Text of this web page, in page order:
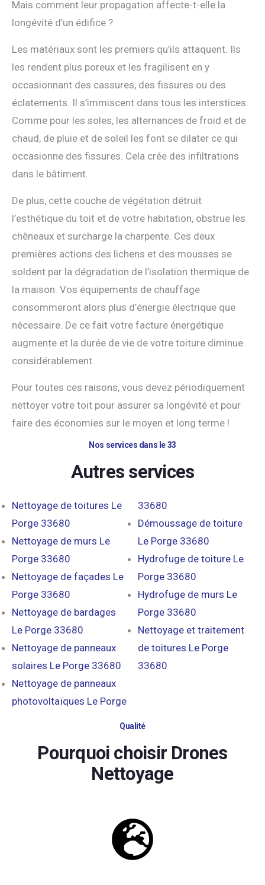
Mais comment leur propagation affecte-t-elle la
longévité d’un édifice ?
Les matériaux sont les premiers qu’ils attaquent. Ils
les rendent plus poreux et les fragilisent en y
occasionnant des cassures, des fissures ou des
éclatements. Il s’immiscent dans tous les interstices.
Comme pour les soles, les alternances de froid et de
chaud, de pluie et de soleil les font se dilater ce qui
occasionne des fissures. Cela crée des infiltrations
dans le bâtiment.
De plus, cette couche de végétation détruit
l’esthétique du toit et de votre habitation, obstrue les
chêneaux et surcharge la charpente. Ces deux
premières actions des lichens et des mousses se
soldent par la dégradation de l’isolation thermique de
la maison. Vos équipements de chauffage
consommeront alors plus d’énergie électrique que
nécessaire. De ce fait votre facture énergétique
augmente et la durée de vie de votre toiture diminue
considérablement.
Pour toutes ces raisons, vous devez périodiquement
nettoyer votre toit pour assurer sa longévité et pour
faire des économies sur le moyen et long terme !
Nos services dans le 33
Autres services
Nettoyage de toitures Le
Porge 33680
Nettoyage de murs Le
Porge 33680
Nettoyage de façades Le
Porge 33680
Nettoyage de bardages
Le Porge 33680
Nettoyage de panneaux
solaires Le Porge 33680
Nettoyage de panneaux
photovoltaïques Le Porge
33680
Démoussage de toiture
Le Porge 33680
Hydrofuge de toiture Le
Porge 33680
Hydrofuge de murs Le
Porge 33680
Nettoyage et traitement
de toitures Le Porge
33680
Qualité
Pourquoi choisir Drones
Nettoyage